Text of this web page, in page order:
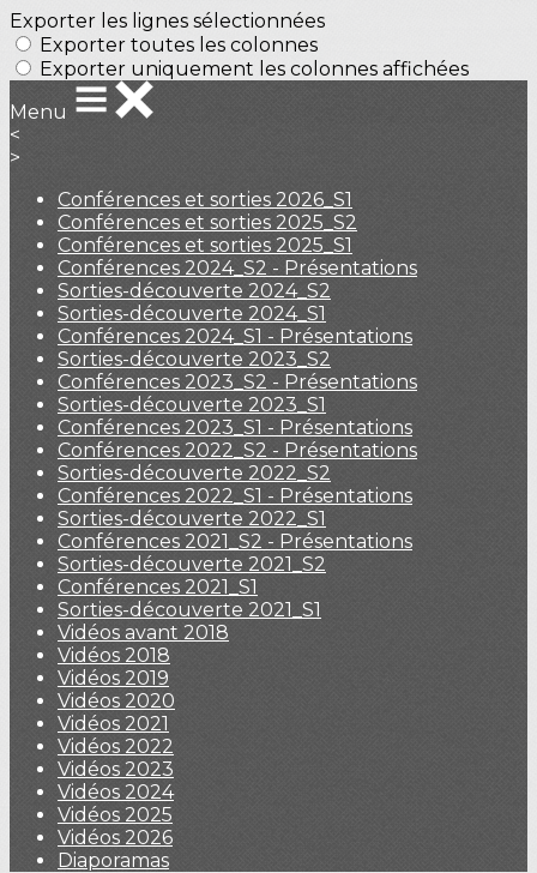
Exporter les lignes sélectionnées
Exporter toutes les colonnes
Exporter uniquement les colonnes affichées
Menu
<
>
Conférences et sorties 2026_S1
Conférences et sorties 2025_S2
Conférences et sorties 2025_S1
Conférences 2024_S2 - Présentations
Sorties-découverte 2024_S2
Sorties-découverte 2024_S1
Conférences 2024_S1 - Présentations
Sorties-découverte 2023_S2
Conférences 2023_S2 - Présentations
Sorties-découverte 2023_S1
Conférences 2023_S1 - Présentations
Conférences 2022_S2 - Présentations
Sorties-découverte 2022_S2
Conférences 2022_S1 - Présentations
Sorties-découverte 2022_S1
Conférences 2021_S2 - Présentations
Sorties-découverte 2021_S2
Conférences 2021_S1
Sorties-découverte 2021_S1
Vidéos avant 2018
Vidéos 2018
Vidéos 2019
Vidéos 2020
Vidéos 2021
Vidéos 2022
Vidéos 2023
Vidéos 2024
Vidéos 2025
Vidéos 2026
Diaporamas